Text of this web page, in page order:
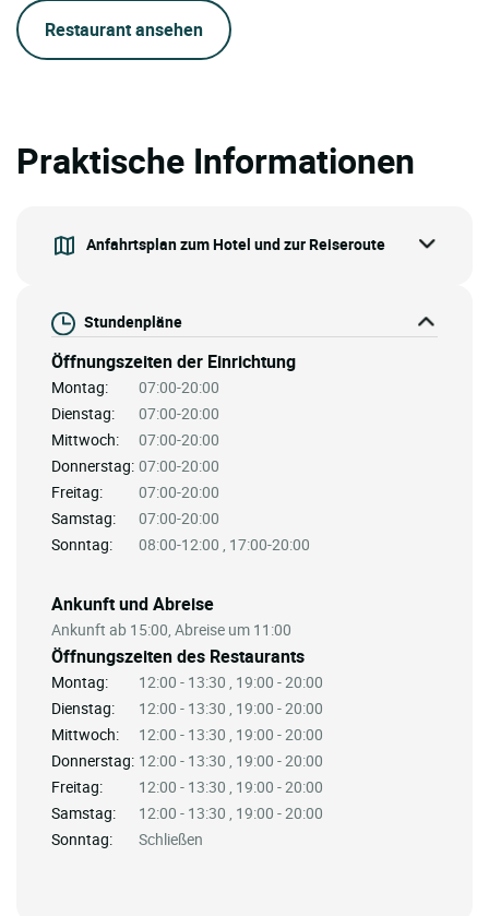
Restaurant ansehen
Praktische Informationen
Anfahrtsplan zum Hotel und zur Reiseroute
Stundenpläne
Öffnungszeiten der Einrichtung
Montag:
07:00-20:00
Dienstag:
07:00-20:00
Mittwoch:
07:00-20:00
Donnerstag: 07:00-20:00
Freitag:
07:00-20:00
Samstag:
07:00-20:00
Sonntag:
08:00-12:00 , 17:00-20:00
Ankunft und Abreise
Ankunft ab 15:00, Abreise um 11:00
Öffnungszeiten des Restaurants
Montag:
12:00 - 13:30 , 19:00 - 20:00
Dienstag:
12:00 - 13:30 , 19:00 - 20:00
Mittwoch:
12:00 - 13:30 , 19:00 - 20:00
Donnerstag: 12:00 - 13:30 , 19:00 - 20:00
Freitag:
12:00 - 13:30 , 19:00 - 20:00
Samstag:
12:00 - 13:30 , 19:00 - 20:00
Sonntag:
Schließen